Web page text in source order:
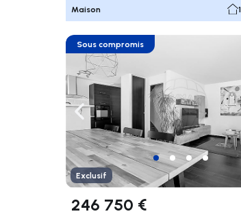
Maison
Naviguer vers la gauche
Sous compromis
Exclusif
246 750 €